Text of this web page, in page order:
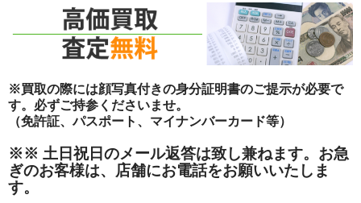
【販売】新幹線
【販売】JR・名鉄・近鉄
【販売】図書カード・クオカード
【販売】商品券・食品券・その他
【販売】テーマパーク・野球・映画・お風呂
※買取の際には顔写真付きの身分証明書のご提示が必要で
す。必ずご持参くださいませ。
（免許証、パスポート、マイナンバーカード等）
※※ 土日祝日のメール返答は致し兼ねます。お急
ぎのお客様は、店舗にお電話をお願いいたしま
す。